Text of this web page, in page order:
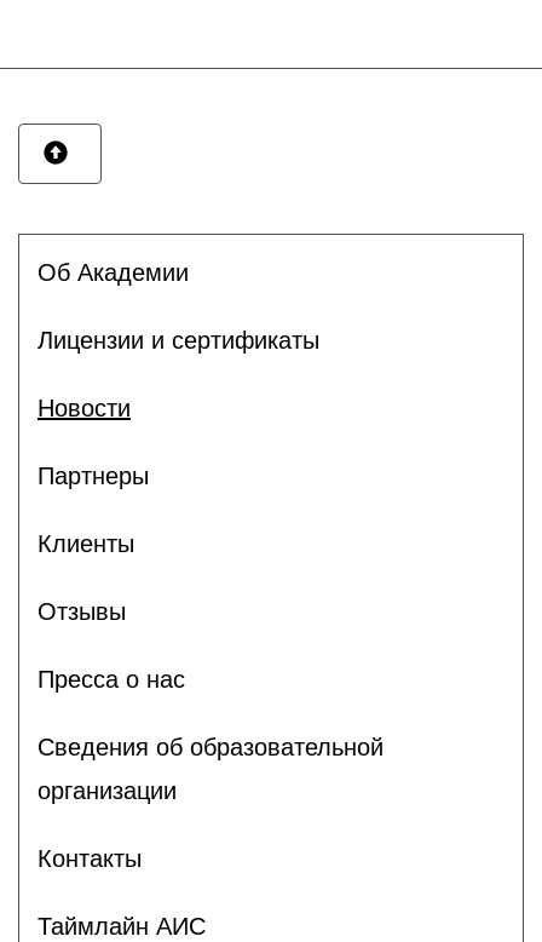
Об Академии
Лицензии и сертификаты
Новости
Партнеры
Клиенты
Отзывы
Пресса о нас
Сведения об образовательной
организации
Контакты
Таймлайн АИС